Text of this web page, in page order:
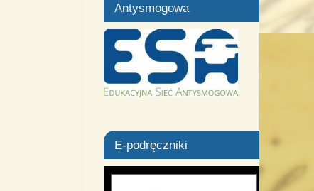
Antysmogowa
E-podręczniki